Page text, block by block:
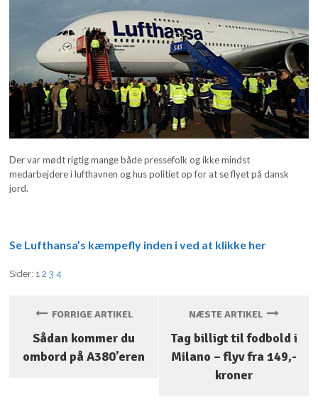
Der var mødt rigtig mange både pressefolk og ikke mindst
medarbejdere i lufthavnen og hus politiet op for at se flyet på dansk
jord.
Se Lufthansa’s kæmpefly inden i ved at klikke her
Sider: 1 2 3 4
FORRIGE ARTIKEL
Sådan kommer du
ombord på A380’eren
NÆSTE ARTIKEL
Tag billigt til fodbold i
Milano – flyv fra 149,-
kroner